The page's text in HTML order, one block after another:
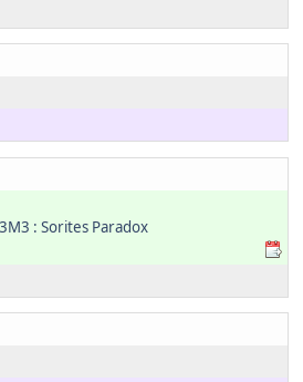
: Sorites Paradox